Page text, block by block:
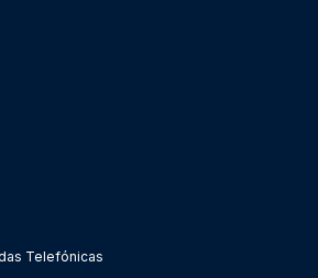
Telefónicas